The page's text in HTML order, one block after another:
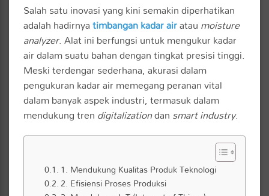
Salah satu inovasi yang kini semakin diperhatikan
adalah hadirnyatimbangan kadar airataumoisture
analyzer. Alat ini berfungsi untuk mengukur kadar
air dalam suatu bahan dengan tingkat presisi tinggi.
Meski terdengar sederhana, akurasi dalam
pengukuran kadar air memegang peranan vital
dalam banyak aspek industri, termasuk dalam
mendukung trendigitalizationdansmart industry.
1. Mendukung Kualitas Produk Teknologi
2. Efisiensi Proses Produksi